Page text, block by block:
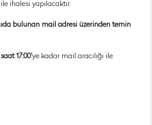
ile ihalesi yapılacaktır.
bulunan mail adresi üzerinden temin
17:00’ye kadar mail aracılığı ile